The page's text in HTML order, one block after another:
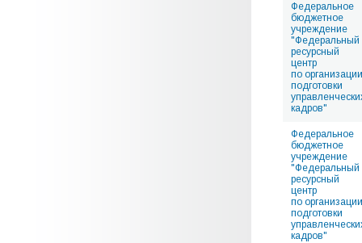
Федеральное
бюджетное
учреждение
"Федеральный
ресурсный
центр
по организации
подготовки
кадров"
Федеральное
бюджетное
учреждение
"Федеральный
ресурсный
центр
по организации
подготовки
кадров"